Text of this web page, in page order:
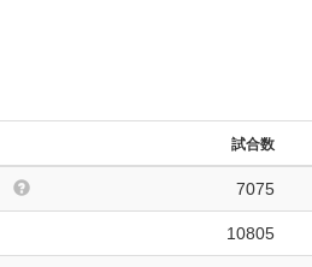
試合数
7075
10805